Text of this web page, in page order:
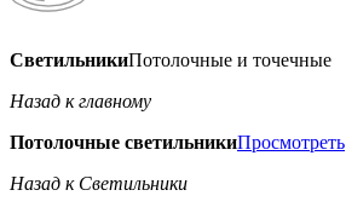
СветильникиПотолочные и точечные
Назад к главному
Потолочные светильникиПросмотреть
Назад к Светильники